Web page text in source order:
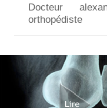
Docteur
orthopédiste